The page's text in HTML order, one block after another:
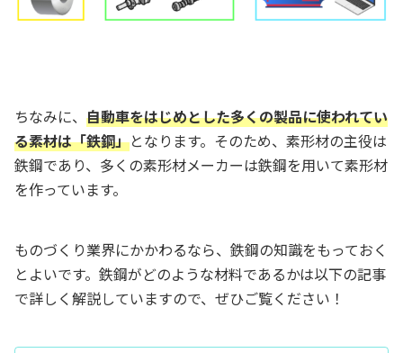
ちなみに、 自動車をはじめとした多くの製品に使われてい
る素材は「鉄鋼」となります。そのため、素形材の主役は
鉄鋼であり、多くの素形材メーカーは鉄鋼を用いて素形材
を作っています。
ものづくり業界にかかわるなら、鉄鋼の知識をもっておく
とよいです。鉄鋼がどのような材料であるかは以下の記事
で詳しく解説していますので、ぜひご覧ください！